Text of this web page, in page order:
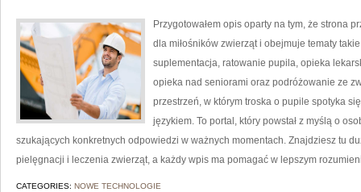
Przygotowałem opis oparty na tym, że strona
dla miłośników zwierząt i obejmuje tematy
suplementacja, ratowanie pupila, opieka
opieka nad seniorami oraz podróżowanie ze
przestrzeń, w którym troska o pupile spotyka
językiem. To portal, który powstał z myślą o
szukających konkretnych odpowiedzi w ważnych momentach. Znajdziesz tu
pielęgnacji i leczenia zwierząt, a każdy wpis ma pomagać w lepszym
CATEGORIES: NOWE TECHNOLOGIE